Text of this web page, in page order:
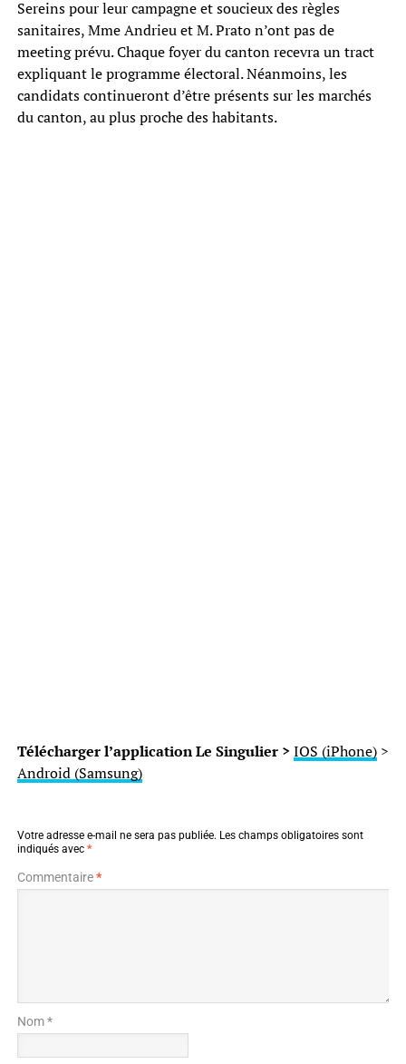
Sereins pour leur campagne et soucieux des règles
sanitaires, Mme Andrieu et M. Prato n’ont pas de
meeting prévu. Chaque foyer du canton recevra un tract
expliquant le programme électoral. Néanmoins, les
candidats continueront d’être présents sur les marchés
du canton, au plus proche des habitants.
Télécharger l’application Le Singulier > IOS (iPhone)>
Android (Samsung)
Votre adresse e-mail ne sera pas publiée. Les champs obligatoires sont
indiqués avec *
Commentaire*
Nom *